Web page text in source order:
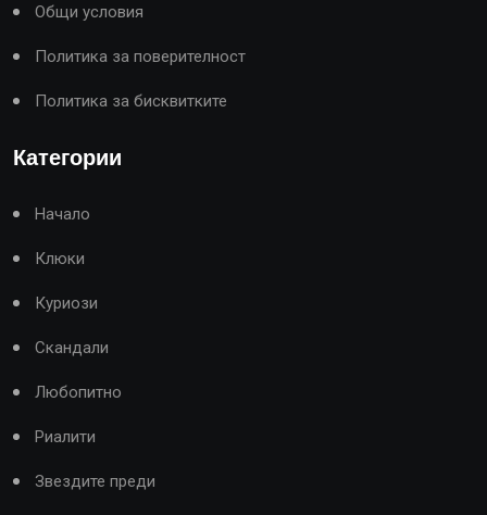
Общи условия
Политика за поверителност
Политика за бисквитките
Категории
Начало
Клюки
Куриози
Скандали
Любопитно
Риалити
Звездите преди